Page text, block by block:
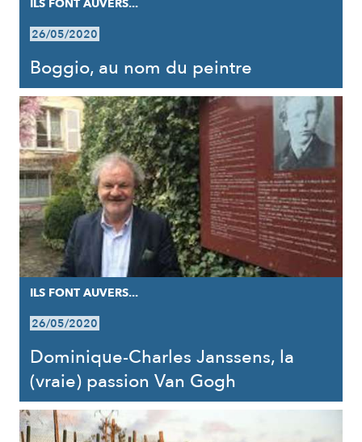
ILS FONT AUVERS...
26/05/2020
Boggio, au nom du peintre
ILS FONT AUVERS...
26/05/2020
Dominique-Charles Janssens, la
(vraie) passion Van Gogh